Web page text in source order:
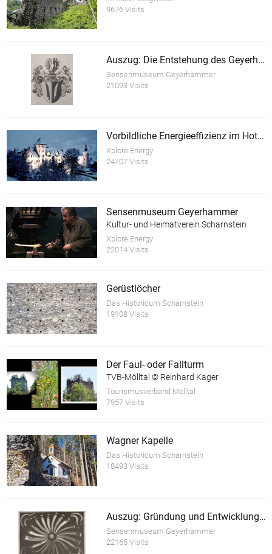
9676 Visits
Auszug: Die Entstehung des Geyerhammer
Sensenmuseum Geyerhammer
21093 Visits
Vorbildliche Energieeffizienz im Hotel Schloss Thannegg
Xplore Energy
24707 Visits
Sensenmuseum Geyerhammer
Kultur- und Heimatverein Scharnstein
Xplore Energy
22014 Visits
Gerüstlöcher
Das Historicum Scharnstein
19108 Visits
Der Faul- oder Fallturm
TVB-Mölltal © Reinhard Kager
Tourismusverband Mölltal
7957 Visits
Wagner Kapelle
Das Historicum Scharnstein
18493 Visits
Auszug: Gründung und Entwicklung der Sensenfabrik Redtenbacher
Sensenmuseum Geyerhammer
22165 Visits